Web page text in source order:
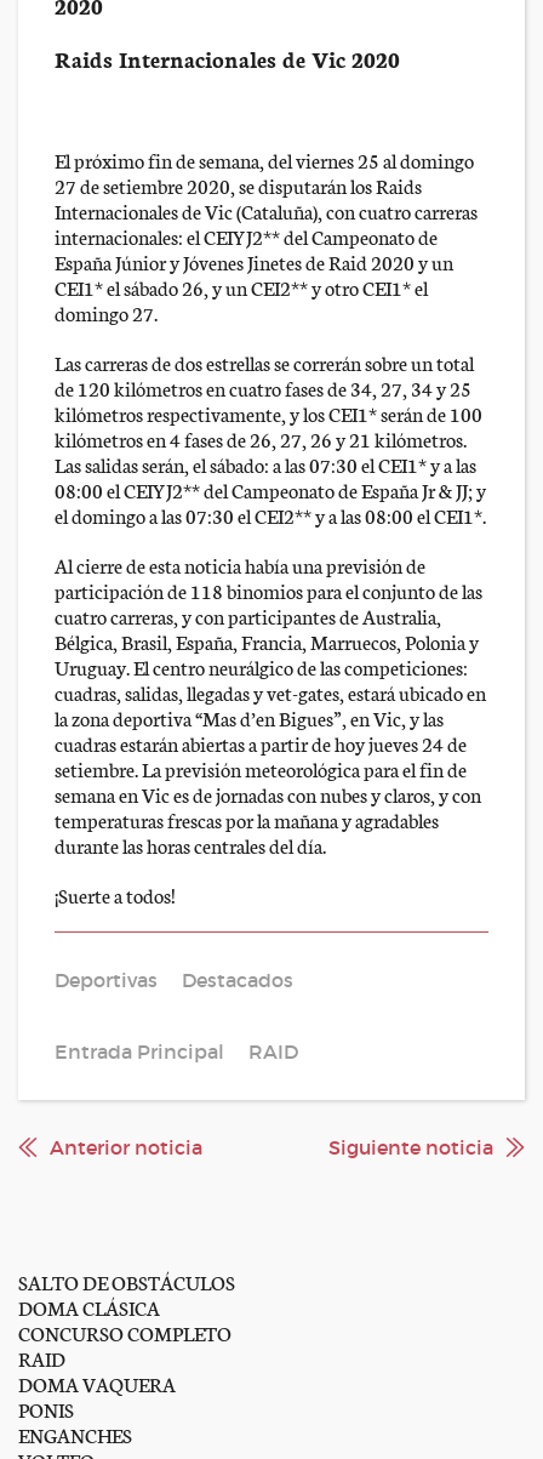
Raids Internacionales de Vic 2020
El próximo fin de semana, del viernes 25 al domingo
27 de setiembre 2020, se disputarán los Raids
Internacionales de Vic (Cataluña), con cuatro carreras
internacionales: el CEIYJ2** del Campeonato de
España Júnior y Jóvenes Jinetes de Raid 2020 y un
CEI1* el sábado 26, y un CEI2** y otro CEI1* el
domingo 27.
Las carreras de dos estrellas se correrán sobre un total
de 120 kilómetros en cuatro fases de 34, 27, 34 y 25
kilómetros respectivamente, y los CEI1* serán de 100
kilómetros en 4 fases de 26, 27, 26 y 21 kilómetros.
Las salidas serán, el sábado: a las 07:30 el CEI1* y a las
08:00 el CEIYJ2** del Campeonato de España Jr & JJ; y
el domingo a las 07:30 el CEI2** y a las 08:00 el CEI1*.
Al cierre de esta noticia había una previsión de
participación de 118 binomios para el conjunto de las
cuatro carreras, y con participantes de Australia,
Bélgica, Brasil, España, Francia, Marruecos, Polonia y
Uruguay. El centro neurálgico de las competiciones:
cuadras, salidas, llegadas y vet-gates, estará ubicado en
la zona deportiva “Mas d’en Bigues”, en Vic, y las
cuadras estarán abiertas a partir de hoy jueves 24 de
setiembre. La previsión meteorológica para el fin de
semana en Vic es de jornadas con nubes y claros, y con
temperaturas frescas por la mañana y agradables
durante las horas centrales del día.
¡Suerte a todos!
Deportivas Destacados
Entrada Principal RAID
Anterior noticia Siguiente noticia
SALTO DE OBSTÁCULOS
DOMA CLÁSICA
CONCURSO COMPLETO
RAID
DOMA VAQUERA
PONIS
ENGANCHES